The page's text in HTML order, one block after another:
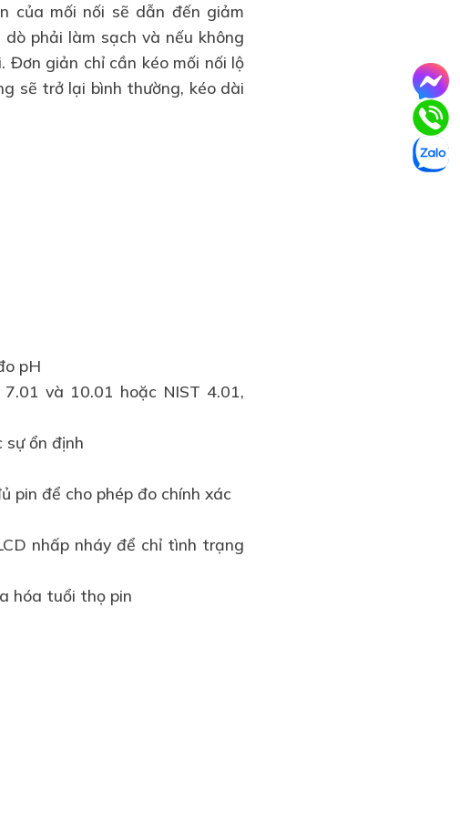
của mối nối sẽ dẫn đến giảm
phải làm sạch và nếu không
Đơn giản chỉ cần kéo mối nối lộ
sẽ trở lại bình thường, kéo dài
pH
và 10.01 hoặc NIST 4.01,
ổn định
pin để cho phép đo chính xác
nhấp nháy để chỉ tình trạng
hóa tuổi thọ pin